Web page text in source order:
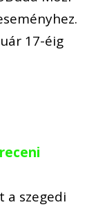
17-éig
a szegedi